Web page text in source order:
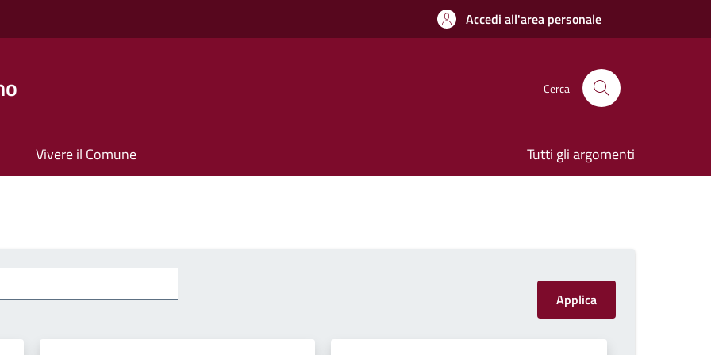
Accedi all'area personale
Cerca
Vivere il Comune Tutti gli argomenti